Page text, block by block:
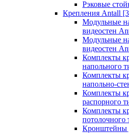
Рэковые
Крепления Antall
Модульные
видеостен
Модульные
видеостен
Комплекты
напольного
Комплекты
напольно-
Комплекты
распорного
Комплекты
потолочного
Кронштейны